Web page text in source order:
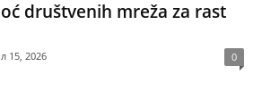
društvenih mreža za rast
15, 2026 0